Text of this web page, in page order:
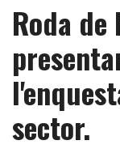
Roda de
sector.